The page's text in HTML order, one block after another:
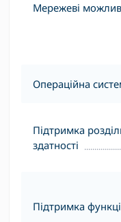
Мережеві
Операційна
Підтримка
здатності
Підтримка